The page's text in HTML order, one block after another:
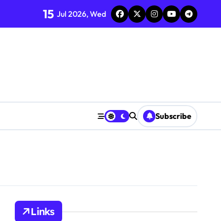
15 Jul 2026, Wed
Subscribe
Links